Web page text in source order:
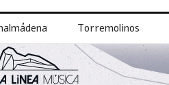
Torremolinos